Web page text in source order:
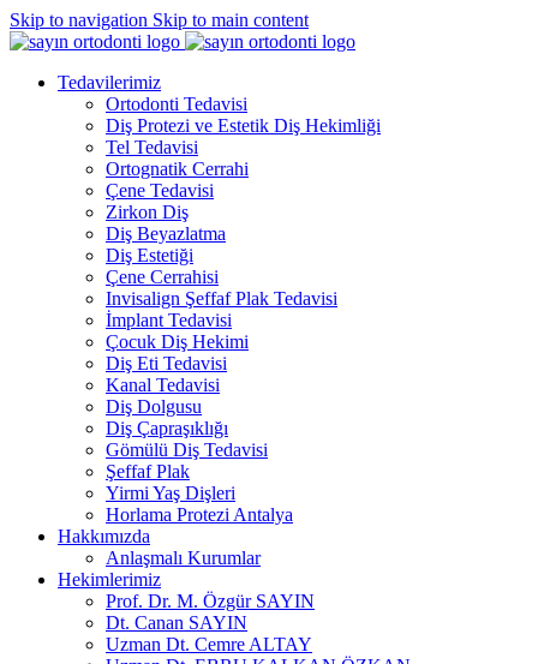
Skip to navigation Skip to main content
Tedavilerimiz
Ortodonti Tedavisi
Diş Protezi ve Estetik Diş Hekimliği
Tel Tedavisi
Ortognatik Cerrahi
Çene Tedavisi
Zirkon Diş
Diş Beyazlatma
Diş Estetiği
Çene Cerrahisi
Invisalign Şeffaf Plak Tedavisi
İmplant Tedavisi
Çocuk Diş Hekimi
Diş Eti Tedavisi
Kanal Tedavisi
Diş Dolgusu
Diş Çapraşıklığı
Gömülü Diş Tedavisi
Şeffaf Plak
Yirmi Yaş Dişleri
Horlama Protezi Antalya
Hakkımızda
Anlaşmalı Kurumlar
Hekimlerimiz
Prof. Dr. M. Özgür SAYIN
Dt. Canan SAYIN
Uzman Dt. Cemre ALTAY